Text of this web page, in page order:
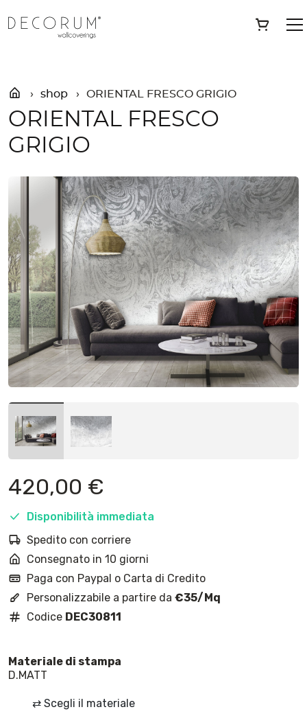
shop ORIENTAL FRESCO GRIGIO
Save
ORIENTAL FRESCO
GRIGIO
420,00 €
Disponibilità immediata
Spedito con corriere
Consegnato in 10 giorni
Paga con Paypal o Carta di Credito
Personalizzabile a partire da€35/Mq
Codice DEC30811
D.MATT
⇄ Scegli il materiale